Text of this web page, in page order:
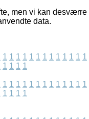
men vi kan desværre
data.
1 1 1 1 1 1 1 1 1 1 1 1 1
1 1 1 1
1 1 1 1 1 1 1 1 1 1 1 1 1
1 1 1 1